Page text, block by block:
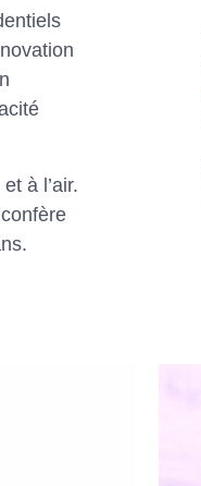
à l’air.